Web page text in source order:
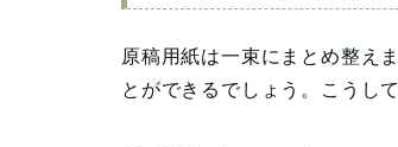
原稿用紙は一束にまとめ整え
とができるでしょう。こうし